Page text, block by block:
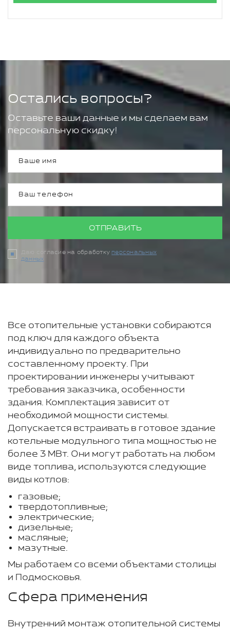
Остались вопросы?
Оставьте ваши данные и мы сделаем вам
персональную скидку!
ОТПРАВИТЬ
Даю согласие на обработку персональных
данных
Все отопительные установки собираются
под ключ для каждого объекта
индивидуально по предварительно
составленному проекту. При
проектировании инженеры учитывают
требования заказчика, особенности
здания. Комплектация зависит от
необходимой мощности системы.
Допускается встраивать в готовое здание
котельные модульного типа мощностью не
более 3 МВт. Они могут работать на любом
виде топлива, используются следующие
виды котлов:
газовые;
твердотопливные;
электрические;
дизельные;
масляные;
мазутные.
Мы работаем со всеми объектами столицы
и Подмосковья.
Сфера применения
Внутренний монтаж отопительной системы